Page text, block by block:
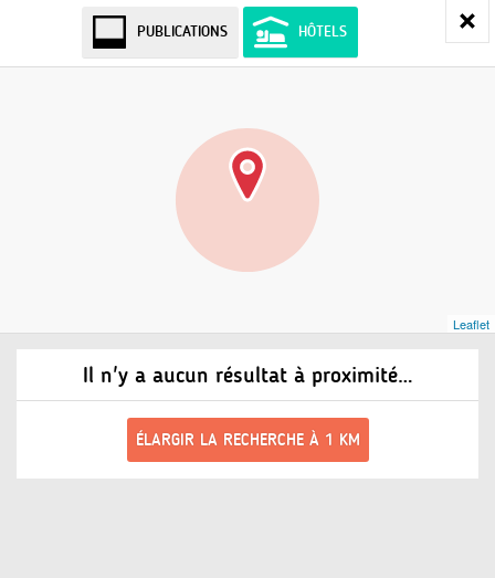
PUBLICATIONS HÔTELS
Il n'y a aucun résultat à proximité…
ÉLARGIR LA RECHERCHE À 1 KM
Leaflet